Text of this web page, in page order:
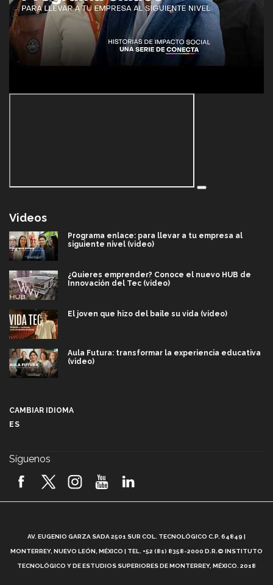
Videos
Programa enlace: para llevar a tu empresa al
siguiente nivel (video)
¿Quieres emprender? Conoce el nuevo HUB de
Innovación del Tec (video)
El joven que hizo del baile su vida (video)
Aula Futura: transformar la experiencia educativa
(video)
2026! (video)
¿Cómo es el Modelo Educativo Tec? (video)
CAMBIAR IDIOMA
ES
Síguenos
AV. EUGENIO GARZA SADA 2501 SUR COL. TECNOLÓGICO C.P. 64849 |
MONTERREY, NUEVO LEÓN, MÉXICO | TEL. +52 (81) 8358-2000 D.R.© INSTITUTO
TECNOLÓGICO Y DE ESTUDIOS SUPERIORES DE MONTERREY, MÉXICO. 2018